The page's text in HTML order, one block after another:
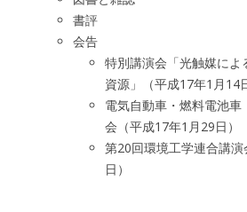
書評
会告
特別講演会「光触媒に
資源」（平成17年1月14
電気自動車・燃料電池
会（平成17年1月29日）
第20回環境工学連合講
日）